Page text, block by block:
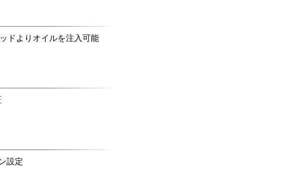
ドよりオイルを注入可能
設定